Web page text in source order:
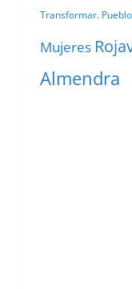
Transformar.
Mujeres
Almendra